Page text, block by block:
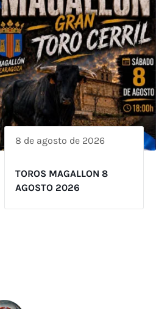
8 de agosto de 2026
TOROS MAGALLON 8
AGOSTO 2026